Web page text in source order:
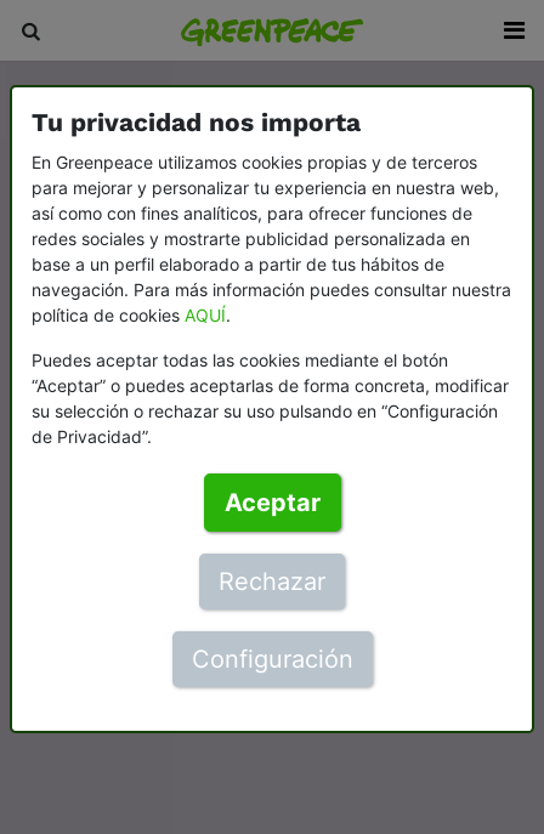
Tu privacidad nos importa
En Greenpeace utilizamos cookies propias y de terceros
para mejorar y personalizar tu experiencia en nuestra web,
así como con fines analíticos, para ofrecer funciones de
redes sociales y mostrarte publicidad personalizada en
base a un perfil elaborado a partir de tus hábitos de
navegación. Para más información puedes consultar nuestra
política de cookies AQUÍ.
Puedes aceptar todas las cookies mediante el botón
“Aceptar” o puedes aceptarlas de forma concreta, modificar
su selección o rechazar su uso pulsando en “Configuración
de Privacidad”.
Aceptar
Rechazar
Configuración